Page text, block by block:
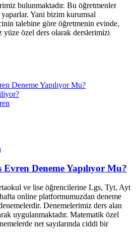
bulunmaktadır. Bu öğretmenler
yaparlar. Yani bizim kurumsal
talebine göre öğretmenin evinde,
özel ders olarak derslerimizi
Deneme Yapılıyor Mu?
Deneme Yapılıyor Mu?
ve lise öğrencilerine Lgs, Tyt, Ayt
online platformumuzdan deneme
Denemelerimiz ders alan
uygulanmaktadır. Matematik özel
net sayılarında ciddi bir